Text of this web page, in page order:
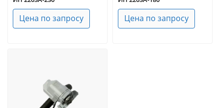
Цена по запросу Цена по запросу